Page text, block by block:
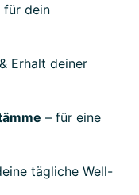
für dein
Erhalt deiner
– für eine
tägliche Well-